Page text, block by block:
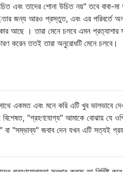
এবং তাদের শোনা উচিত নয়" তবে
আরও প্রস্তুত, এবং এর পরিবর্তে
আছে । তারা মেনে চলবে এমন
করেন ততই তারা অনুরোধটি মেনে চলবে।
একমত এবং মনে করি এটি খুব ভালভাবে
বিশেষত, "গ্রহণযোগ্য" আমাকে বোঝায় যে
"সম্ভাব্য" জবাব দেন যখন এটি সত্যই